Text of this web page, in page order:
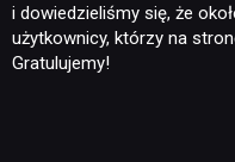
i dowiedzieliśmy się, że
użytkownicy, którzy na
Gratulujemy!